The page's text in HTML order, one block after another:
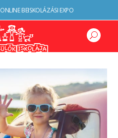
ONLINE BEISKOLÁZÁSI EXPO